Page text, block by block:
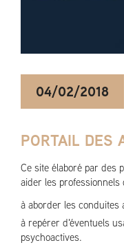
04/02/2018
PORTAIL DES
Ce site élaboré par des
aider les
à aborder les conduites
à repérer d'éventuels
psychoactives.